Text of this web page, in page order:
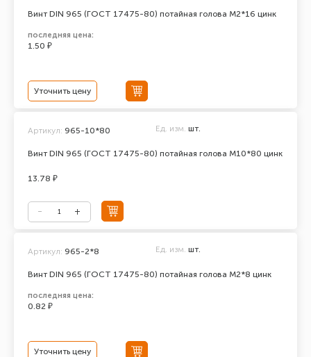
Винт DIN 965 (ГОСТ 17475-80) потайная голова М2*16 цинк
последняя цена:
1.50 ₽
Уточнить цену
Винт DIN 965 (ГОСТ 17475-80) потайная голова М10*80 цинк
Артикул: 965-10*80 Ед. изм. шт.
13.78 ₽
Винт DIN 965 (ГОСТ 17475-80) потайная голова М2*8 цинк
Артикул: 965-2*8 Ед. изм. шт.
последняя цена:
0.82 ₽
Уточнить цену